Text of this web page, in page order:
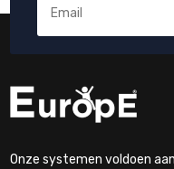
Onze systemen voldoen